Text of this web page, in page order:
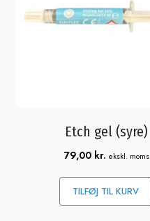
Etch gel (syre)
79,00 kr. ekskl. moms
TILFØJ TIL KURV